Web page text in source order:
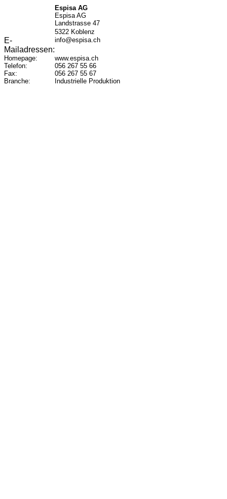
Espisa AG
Espisa AG
Landstrasse 47
5322 Koblenz
E-
Mailadressen:
info@espisa.ch
Homepage:
www.espisa.ch
Telefon:
056 267 55 66
Fax:
056 267 55 67
Branche:
Industrielle Produktion